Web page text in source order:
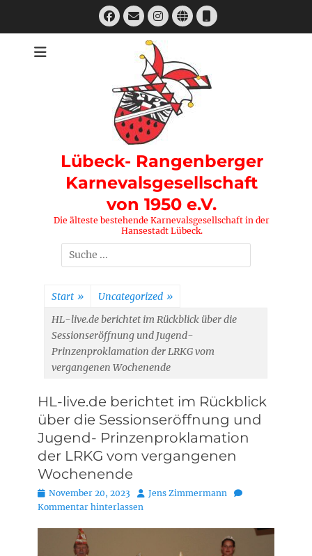
Facebook
E-
Mail
Instagram
WebsiteTelefon
Lübeck- Rangenberger
Karnevalsgesellschaft
von 1950 e.V.
Die älteste bestehende Karnevalsgesellschaft in der
Hansestadt Lübeck.
Suchen
nach:
Start » Uncategorized »
HL-live.de berichtet im Rückblick über die
Sessionseröffnung und Jugend-
Prinzenproklamation der LRKG vom
vergangenen Wochenende
HL-live.de berichtet im Rückblick
über die Sessionseröffnung und
Jugend- Prinzenproklamation
der LRKG vom vergangenen
Wochenende
Posted
on
November 20, 2023 AutorJens Zimmermann
Kommentar hinterlassen